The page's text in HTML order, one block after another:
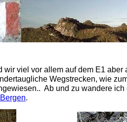
viel vor allem auf dem E1 aber
Wegstrecken, wie
Ab und zu wandere
.